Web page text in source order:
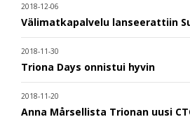
2018-12-06
Välimatkapalvelu lanseerattiin
2018-11-30
Triona Days onnistui hyvin
2018-11-20
Anna Mårsellista Trionan uusi